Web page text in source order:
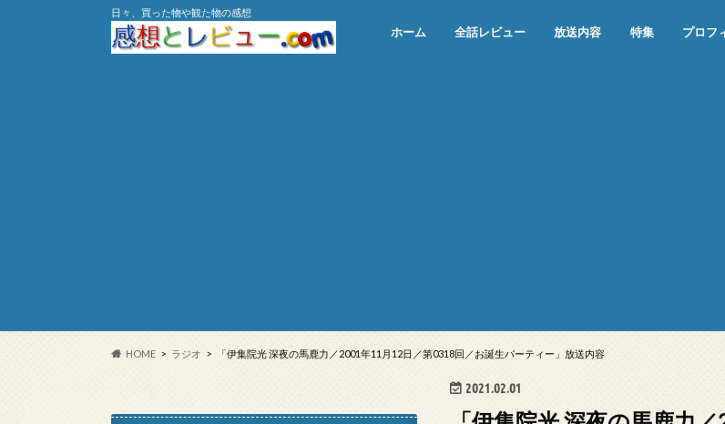
日々、買った物や観た物の感想
ホーム 全話レビュー 放送内容 特集 プロフ
HOME ラジオ 「伊集院光 深夜の馬鹿力／2001年11月12日／第0318回／お誕生パーティー」放送内容
2021.02.01